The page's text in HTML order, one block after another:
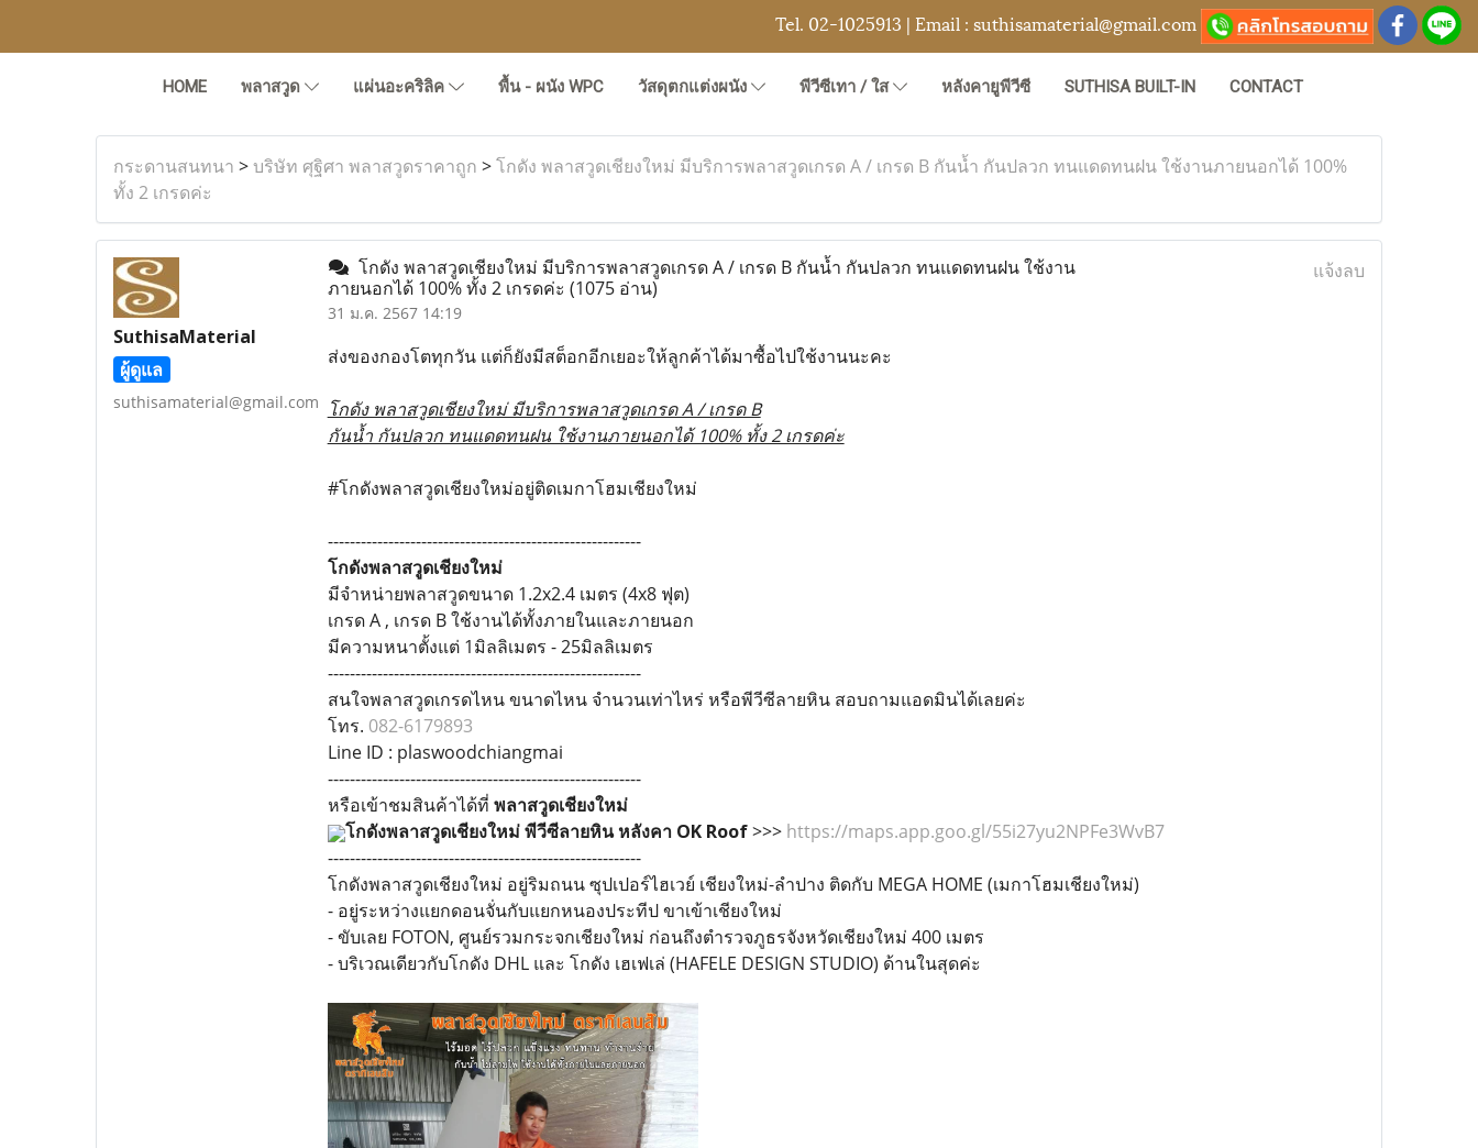
Tel. 02-1025913 | Email : suthisamaterial@gmail.com
HOME พลาสวูด แผ่นอะคริลิค พื้น - ผนัง WPC วัสดุตกแต่งผนัง พีวีซีเทา / ใส หลังคายูพีวีซี SUTHISA BUILT-IN CONTACT
กระดานสนทนา >บริษัท ศุฐิศา พลาสวูดราคาถูก >โกดัง พลาสวูดเชียงใหม่ มีบริการพลาสวูดเกรด A / เกรด B กันน้ำ กันปลวก ทนแดดทนฝน ใช้งานภายนอกได้ 100%
ทั้ง 2 เกรดค่ะ
SuthisaMaterial
ผู้ดูแล
suthisamaterial@gmail.com
โกดัง พลาสวูดเชียงใหม่ มีบริการพลาสวูดเกรด A / เกรด B กันน้ำ กันปลวก ทนแดดทนฝน ใช้งาน
ภายนอกได้ 100% ทั้ง 2 เกรดค่ะ (1075 อ่าน)
31 ม.ค. 2567 14:19
แจ้งลบ
ส่งของกองโตทุกวัน แต่ก็ยังมีสต็อกอีกเยอะให้ลูกค้าได้มาซื้อไปใช้งานนะคะ
โกดัง พลาสวูดเชียงใหม่ มีบริการพลาสวูดเกรด A / เกรด B
กันน้ำ กันปลวก ทนแดดทนฝน ใช้งานภายนอกได้ 100% ทั้ง 2 เกรดค่ะ
#โกดังพลาสวูดเชียงใหม่อยู่ติดเมกาโฮมเชียงใหม่
---------------------------------------------------------
โกดังพลาสวูดเชียงใหม่
มีจำหน่ายพลาสวูดขนาด 1.2x2.4 เมตร (4x8 ฟุต)
เกรด A , เกรด B ใช้งานได้ทั้งภายในและภายนอก
มีความหนาตั้งแต่ 1มิลลิเมตร - 25มิลลิเมตร
---------------------------------------------------------
สนใจพลาสวูดเกรดไหน ขนาดไหน จำนวนเท่าไหร่ หรือพีวีซีลายหิน สอบถามแอดมินได้เลยค่ะ
โทร. 082-6179893
Line ID : plaswoodchiangmai
---------------------------------------------------------
หรือเข้าชมสินค้าได้ที่ พลาสวูดเชียงใหม่
โกดังพลาสวูดเชียงใหม่ พีวีซีลายหิน หลังคา OK Roof>>> https://maps.app.goo.gl/55i27yu2NPFe3WvB7
---------------------------------------------------------
โกดังพลาสวูดเชียงใหม่ อยู่ริมถนน ซุปเปอร์ไฮเวย์ เชียงใหม่-ลำปาง ติดกับ MEGA HOME (เมกาโฮมเชียงใหม่)
- อยู่ระหว่างแยกดอนจั่นกับแยกหนองประทีป ขาเข้าเชียงใหม่
- ขับเลย FOTON, ศูนย์รวมกระจกเชียงใหม่ ก่อนถึงตำรวจภูธรจังหวัดเชียงใหม่ 400 เมตร
- บริเวณเดียวกับโกดัง DHL และ โกดัง เฮเฟเล่ (HAFELE DESIGN STUDIO) ด้านในสุดค่ะ